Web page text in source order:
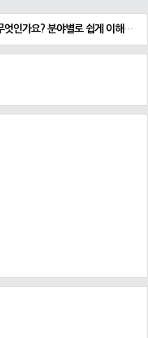
? 분야별로 쉽게 이해하는 탐색 방법